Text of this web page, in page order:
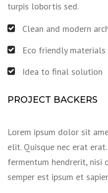
turpis lobortis sed.
Clean and modern
Eco friendly materials
Idea to final solution
PROJECT BACKERS
Lorem ipsum dolor sit
elit. Quisque nec erat
fermentum hendrerit, nisi
semper est ipsum et